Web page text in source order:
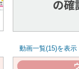
の確
動画一覧(15)を表示